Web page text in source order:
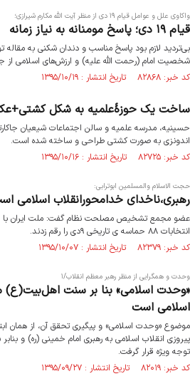
واکاوی علل و عوامل قیام ۱۹ دی از منظر آیت الله مکارم شیرازی؛
قیام ۱۹ دی؛ پاسخ مومنانه به نیاز زمانه
بی‌تردید لازم بود پاسخ مناسب و دندان شکنی به مقاله
شخصیت امام (رحمت الله علیه) و ارزش‌های اسلامی
کد خبر: ۸۲۸۶۸ تاریخ انتشار : ۱۳۹۵/۱۰/۱۹
ساخت یک حوزۀعلمیه‌ به شکل
حسینیه، مدرسه علمیه و سالن اجتماعات شیعیان
اندونزی به صورت کشتی طراحی و ساخته شده است.
کد خبر: ۸۲۷۲۵ تاریخ انتشار : ۱۳۹۵/۱۰/۱۶
حجت الاسلام والمسلمین ابوترابی:
رهبری،ناخدای خدامحورانقلاب اسلامی
عضو مجمع تشخیص مصلحت نظام گفت: ملت ایران با
انتخابات ۸۸ حماسه ی تاریخی ۹دی را رقم زدند.
کد خبر: ۸۲۳۷۹ تاریخ انتشار : ۱۳۹۵/۱۰/۰۷
وحدت و همگرایی از منظر رهبر معظم انقلاب/۱
«وحدت اسلامی» بنا بر سنت اهل‌بیت(ع)
اسلامی است
موضوع «وحدت اسلامی» و پیگیری تحقق آن، از همان
پیروزی انقلاب اسلامی به رهبری امام خمینی (ره) و
توجه ویژه قرار گرفت.
کد خبر: ۸۲۰۱۹ تاریخ انتشار : ۱۳۹۵/۰۹/۲۷